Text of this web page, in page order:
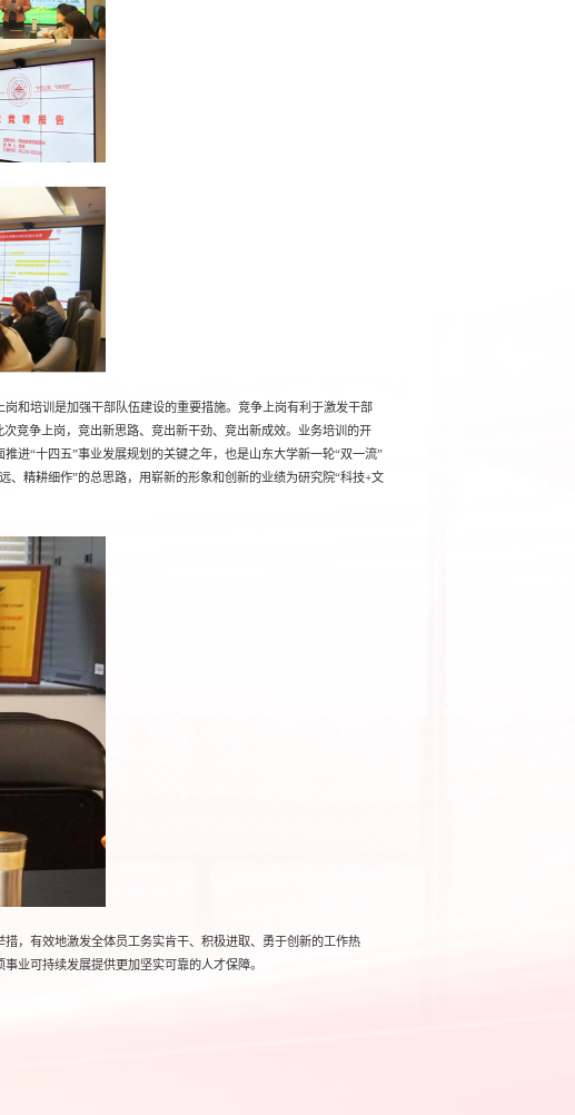
和培训是加强干部队伍建设的重要措施。竞争上岗有利于激发干部
竞争上岗，竞出新思路、竞出新干劲、竞出新成效。业务培训的开
进“十四五”事业发展规划的关键之年，也是山东大学新一轮“双一流”
精耕细作”的总思路，用崭新的形象和创新的业绩为研究院“科技+文
，有效地激发全体员工务实肯干、积极进取、勇于创新的工作热
业可持续发展提供更加坚实可靠的人才保障。